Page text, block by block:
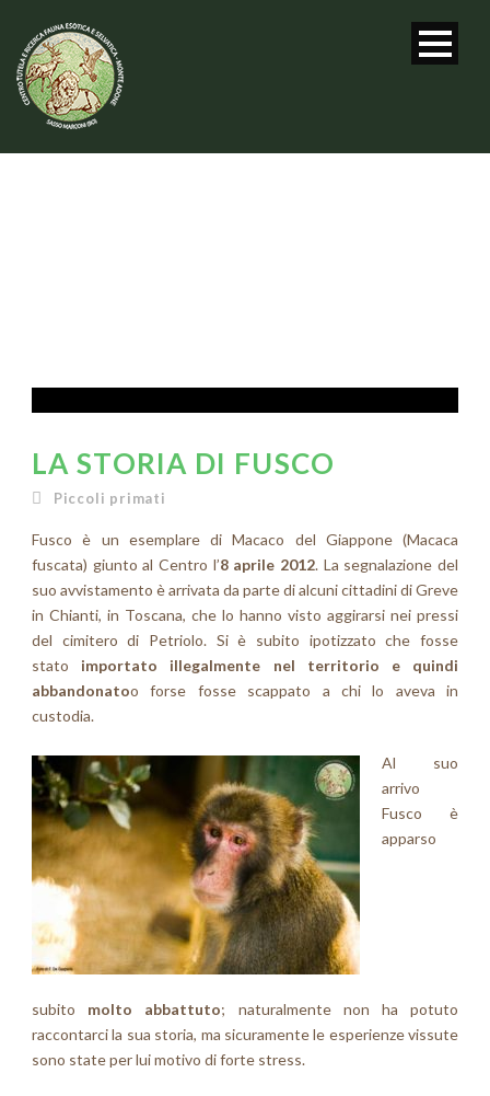
LA STORIA DI FUSCO
Piccoli primati
Fusco è un esemplare di Macaco del Giappone (Macaca
fuscata) giunto al Centro l’8 aprile 2012. La segnalazione del
suo avvistamento è arrivata da parte di alcuni cittadini di Greve
in Chianti, in Toscana, che lo hanno visto aggirarsi nei pressi
del cimitero di Petriolo. Si è subito ipotizzato che fosse
stato importato illegalmente nel territorio e quindi
abbandonatoo forse fosse scappato a chi lo aveva in
custodia.
Al suo
arrivo
Fusco è
apparso
subito molto abbattuto; naturalmente non ha potuto
raccontarci la sua storia, ma sicuramente le esperienze vissute
sono state per lui motivo di forte stress.